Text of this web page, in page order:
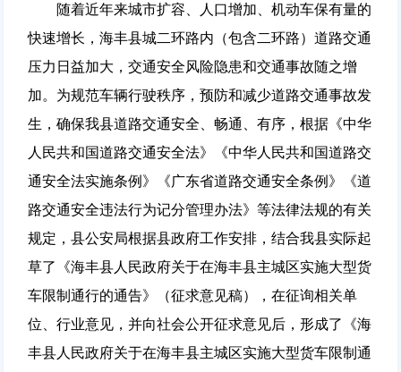
随着近年来城市扩容、人口增加、机动车保有量的
快速增长，海丰县城二环路内（包含二环路）道路交通
压力日益加大，交通安全风险隐患和交通事故随之增
加。为规范车辆行驶秩序，预防和减少道路交通事故发
生，确保我县道路交通安全、畅通、有序，根据《中华
人民共和国道路交通安全法》《中华人民共和国道路交
通安全法实施条例》《广东省道路交通安全条例》《道
路交通安全违法行为记分管理办法》等法律法规的有关
规定，县公安局根据县政府工作安排，结合我县实际起
草了《海丰县人民政府关于在海丰县主城区实施大型货
车限制通行的通告》（征求意见稿），在征询相关单
位、行业意见，并向社会公开征求意见后，形成了《海
丰县人民政府关于在海丰县主城区实施大型货车限制通